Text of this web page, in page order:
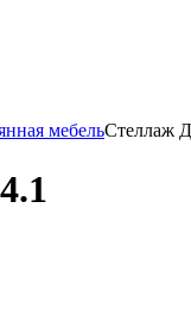
мебельСтеллаж